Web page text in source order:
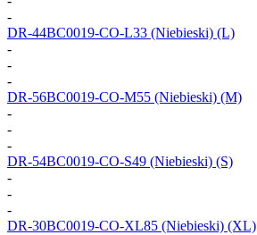
-
DR-44BC0019-CO-L33 (Niebieski) (L)
-
-
-
DR-56BC0019-CO-M55 (Niebieski) (M)
-
-
-
DR-54BC0019-CO-S49 (Niebieski) (S)
-
-
-
DR-30BC0019-CO-XL85 (Niebieski) (XL)